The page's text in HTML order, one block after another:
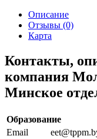
Описание
Отзывы (0)
Карта
Контакты,
компания
Минское
Образование
Email